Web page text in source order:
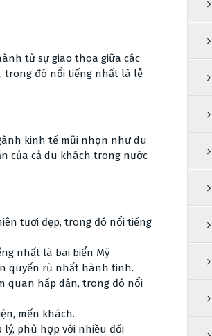
từ sự giao thoa giữa các
trong đó nổi tiếng nhất là lễ
kinh tế mũi nhọn như du
của cả du khách trong nước
tươi đẹp, trong đó nổi tiếng
nhất là bãi biển Mỹ
quyến rũ nhất hành tinh.
quan hấp dẫn, trong đó nổi
mến khách.
phù hợp với nhiều đối